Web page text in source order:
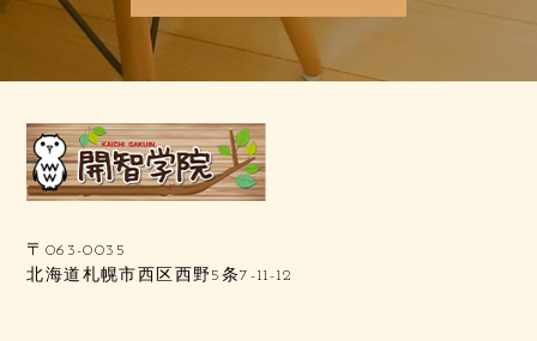
〒063-0035
北海道札幌市西区西野5条7-11-12